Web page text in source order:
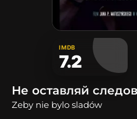
IMDB
7.2
Не оставляй
Zeby nie bylo sladów